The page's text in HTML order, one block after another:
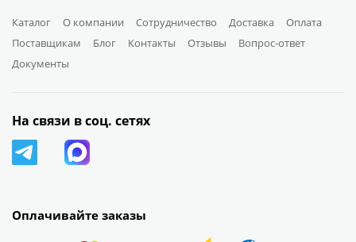
Каталог О компании Сотрудничество Доставка
Оплата
Поставщикам
Блог Контакты Отзывы
Вопрос-ответ
Документы
Оплачивайте заказы
На связи в соц. сетях